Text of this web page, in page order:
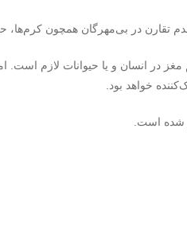
در بی‌مهرگان همچون کرم‌ها،
مغز در انسان و یا حیوانات لازم
خواهد بود.